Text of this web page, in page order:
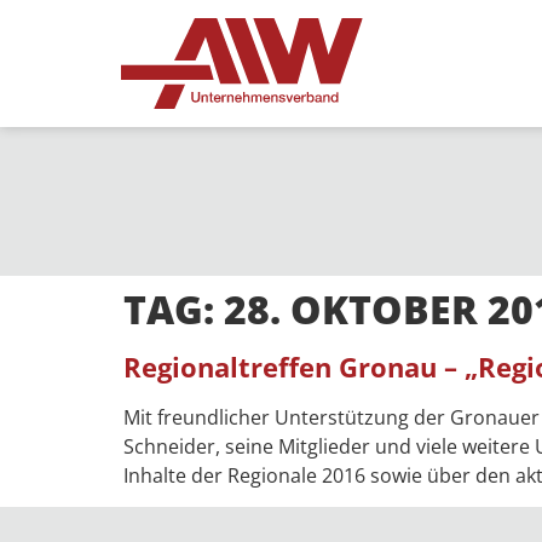
TAG: 28. OKTOBER
Regionaltreffen Gronau –
Mit freundlicher Unterstützung der
Schneider, seine Mitglieder und viele
Inhalte der Regionale 2016 sowie über den